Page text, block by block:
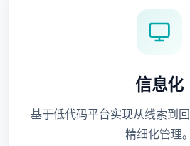
信息化
基于低代码平台实现从线索到
精细化管理。